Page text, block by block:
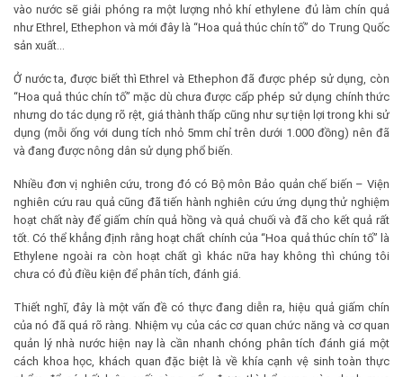
vào nước sẽ giải phóng ra một lượng nhỏ khí ethylene đủ làm chín quả
như Ethrel, Ethephon và mới đây là “Hoa quả thúc chín tố” do Trung Quốc
sản xuất…
Ở nước ta, được biết thì Ethrel và Ethephon đã được phép sử dụng, còn
“Hoa quả thúc chín tố” mặc dù chưa được cấp phép sử dụng chính thức
nhưng do tác dụng rõ rệt, giá thành thấp cũng như sự tiện lợi trong khi sử
dụng (mỗi ống với dung tích nhỏ 5mm chỉ trên dưới 1.000 đồng) nên đã
và đang được nông dân sử dụng phổ biến.
Nhiều đơn vị nghiên cứu, trong đó có Bộ môn Bảo quản chế biến – Viện
nghiên cứu rau quả cũng đã tiến hành nghiên cứu ứng dụng thử nghiệm
hoạt chất này để giấm chín quả hồng và quả chuối và đã cho kết quả rất
tốt. Có thể khẳng định rằng hoạt chất chính của “Hoa quả thúc chín tố” là
Ethylene ngoài ra còn hoạt chất gì khác nữa hay không thì chúng tôi
chưa có đủ điều kiện để phân tích, đánh giá.
Thiết nghĩ, đây là một vấn đề có thực đang diễn ra, hiệu quả giấm chín
của nó đã quá rõ ràng. Nhiệm vụ của các cơ quan chức năng và cơ quan
quản lý nhà nước hiện nay là cần nhanh chóng phân tích đánh giá một
cách khoa học, khách quan đặc biệt là về khía cạnh vệ sinh toàn thực